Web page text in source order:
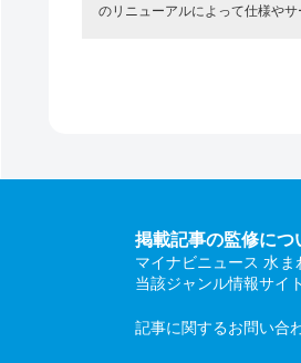
のリニューアルによって仕様や
掲載記事の監修につ
マイナビニュース 水
当該ジャンル情報サイ
記事に関するお問い合